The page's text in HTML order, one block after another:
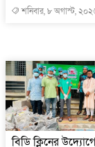
শনিবার, ৮ অগাস্ট,
বিডি ক্লিনের